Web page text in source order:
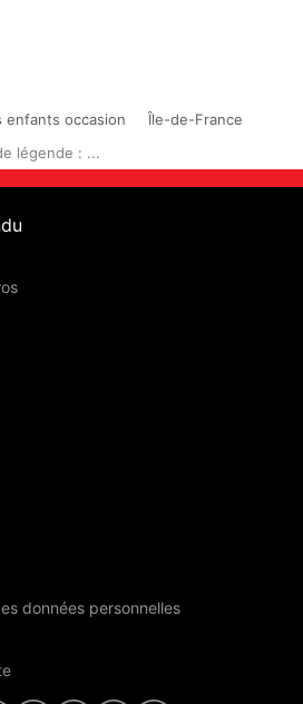
enfants occasion
Île-de-France
légende : ...
données personnelles